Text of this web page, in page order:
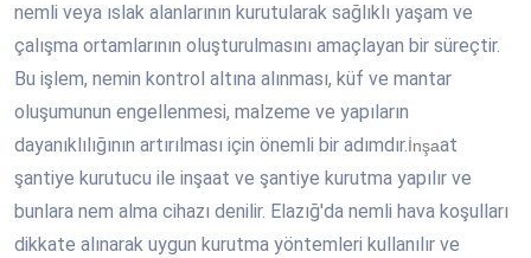
nemli veya ıslak alanlarının kurutularak sağlıklı yaşam ve
çalışma ortamlarının oluşturulmasını amaçlayan bir süreçtir.
Bu işlem, nemin kontrol altına alınması, küf ve mantar
oluşumunun engellenmesi, malzeme ve yapıların
dayanıklılığının artırılması için önemli bir adımdır.İnşaat
şantiye kurutucu ile inşaat ve şantiye kurutma yapılır ve
bunlara nem alma cihazı denilir. Elazığ'da nemli hava koşulları
dikkate alınarak uygun kurutma yöntemleri kullanılır ve